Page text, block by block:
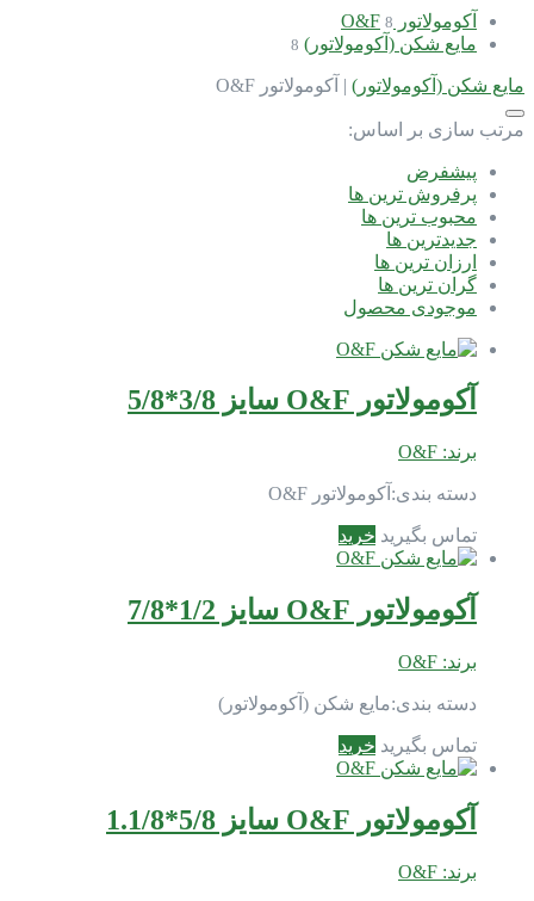
آکومولاتور O&F 8
مایع شکن (آکومولاتور) 8
مایع شکن (آکومولاتور) | آکومولاتور O&F
مرتب سازی بر اساس:
پیشفرض
پرفروش ترین ها
محبوب ترین ها
جدیدترین ها
ارزان ترین ها
گران ترین ها
موجودی محصول
آکومولاتور O&F سایز 3/8*5/8
برند: O&F
دسته بندی: آکومولاتور O&F
تماس بگیرید خرید
آکومولاتور O&F سایز 1/2*7/8
برند: O&F
دسته بندی:مایع شکن (آکومولاتور)
تماس بگیرید خرید
آکومولاتور O&F سایز 5/8*1.1/8
برند: O&F